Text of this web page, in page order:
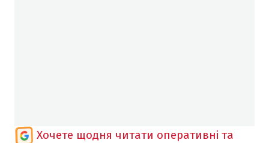
Хочете щодня читати оперативні та